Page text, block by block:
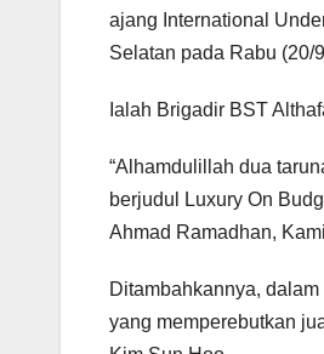
ajang International
Selatan pada Rabu (20/
Ialah Brigadir BST
“Alhamdulillah dua
berjudul Luxury On
Ahmad Ramadhan,
Ditambahkannya,
yang memperebutkan